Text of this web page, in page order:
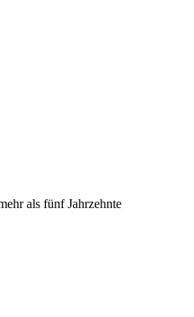
als fünf Jahrzehnte